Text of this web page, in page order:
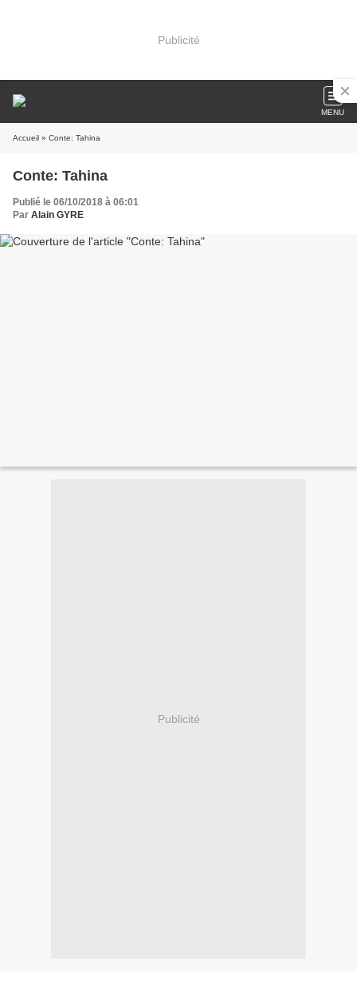
Publicité
MENU
Accueil » Conte: Tahina
Conte: Tahina
Publié le 06/10/2018 à 06:01
Par Alain GYRE
Publicité